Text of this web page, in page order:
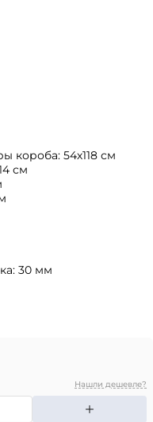
короба: 54х118 см
см
30 мм
Нашли дешевле?